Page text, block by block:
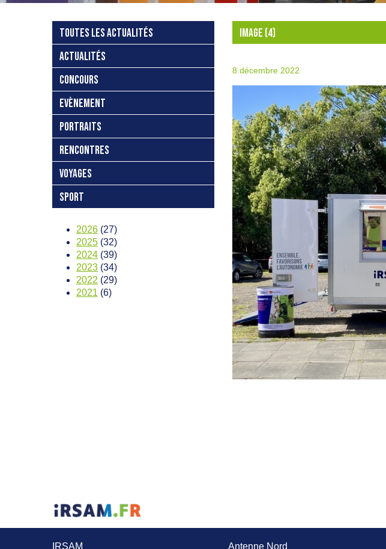
TOUTES LES ACTUALITÉS
ACTUALITÉS
CONCOURS
EVÈNEMENT
PORTRAITS
RENCONTRES
VOYAGES
SPORT
2026 (27)
2025 (32)
2024 (39)
2023 (34)
2022 (29)
2021 (6)
IMAGE (4)
8 décembre 2022
IRSAM Antenne Nord